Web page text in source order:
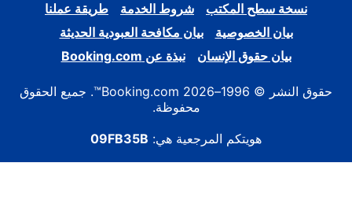
نسخة سطح المكتب شروط الخدمة
طريقة عملنا
بيان الخصوصية
بيان مكافحة العبودية الحديثة
بيان حقوق الإنسان
نبذة عن Booking.com
حقوق النشر © 1996–2026 Booking.com™. جميع الحقوق
محفوظة.
هويتكم المرجعية هي: 09FB35B